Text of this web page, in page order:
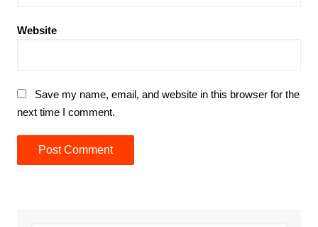
Website
Save my name, email, and website in this browser for the
next time I comment.